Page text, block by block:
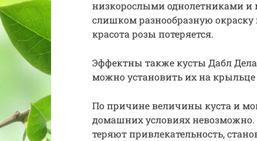
низкорослыми однолетниками и
слишком разнообразную
красота розы потеряется.
Эффектны также кусты Дабл
можно установить их на
По причине величины куста и
домашних условиях невозможно.
теряют привлекательность,